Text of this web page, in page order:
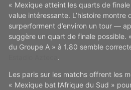
« Mexique atteint les quarts de
value intéressante. L’histoire montre
surperforment d’environ un tour —
suggère un quart de finale possible.
du Groupe A » à 1.80 semble
.
Les paris sur les matchs offrent les
« Mexique bat l’Afrique du Sud »